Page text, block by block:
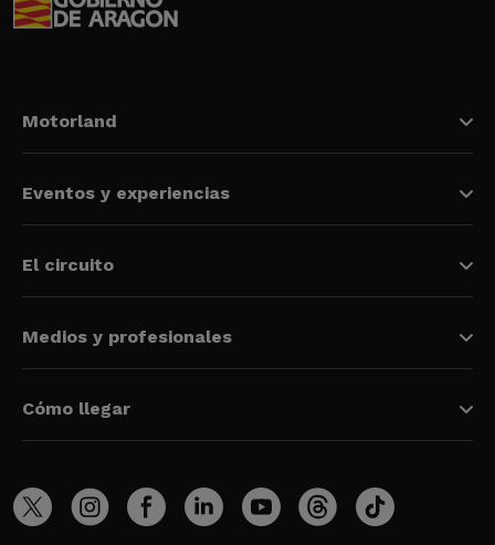
Motorland
Eventos y experiencias
El circuito
Medios y profesionales
Cómo llegar